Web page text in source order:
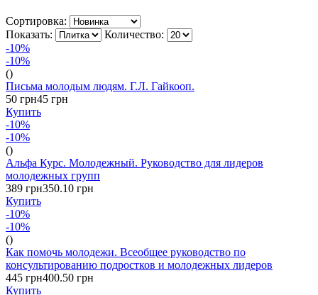
Сортировка:
Показать:
Количество:
-10%
-10%
()
Письма молодым людям. Г.Л. Гайкооп.
50 грн45 грн
Купить
-10%
-10%
()
Альфа Курс. Молодежный. Руководство для лидеров
молодежных групп
389 грн350.10 грн
Купить
-10%
-10%
()
Как помочь молодежи. Всеобщее руководство по
консультированию подростков и молодежных лидеров
445 грн400.50 грн
Купить